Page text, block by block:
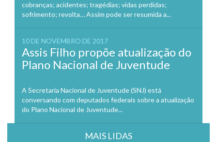
cobranças; acidentes; tragédias; vidas perdidas;
sofrimento; revolta… Assim pode ser resumida a...
10 DE NOVEMBRO DE 2017
Assis Filho propõe atualização do
Plano Nacional de Juventude
A Secretaria Nacional de Juventude (SNJ) está
conversando com deputados federais sobre a atualização
do Plano Nacional de Juventude...
MAIS LIDAS